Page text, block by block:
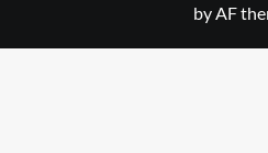
by AF